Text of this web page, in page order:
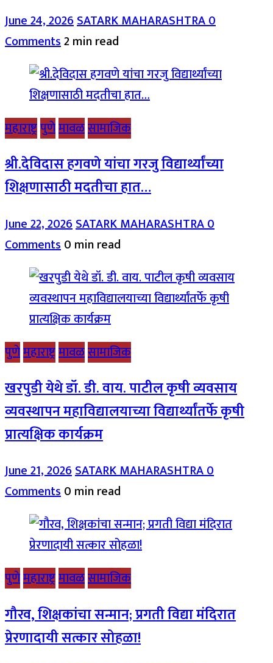
June 24, 2026SATARK MAHARASHTRA0
Comments2 min read
महाराष्ट्रपुणेमावळसामाजिक
श्री.देविदास हगवणे यांचा गरजु विद्यार्थ्यांच्या
शिक्षणासाठी मदतीचा हात…
June 22, 2026SATARK MAHARASHTRA0
Comments0 min read
पुणेमहाराष्ट्रमावळसामाजिक
खरपुडी येथे डॉ. डी. वाय. पाटील कृषी व्यवसाय
व्यवस्थापन महाविद्यालयाच्या विद्यार्थ्यांतर्फे कृषी
प्रात्यक्षिक कार्यक्रम
June 21, 2026SATARK MAHARASHTRA0
Comments0 min read
पुणेमहाराष्ट्रमावळसामाजिक
गौरव, शिक्षकांचा सन्मान; प्रगती विद्या मंदिरात
प्रेरणादायी सत्कार सोहळा!